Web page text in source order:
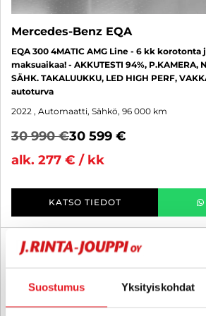
Suostumus Yksityiskohdat
Mercedes-Benz EQA
EQA 300 4MATIC AMG Line - 6 kk
maksuaikaa! - AKKUTESTI 94%, P.KAMERA,
SÄHK. TAKALUUKKU, LED HIGH PERF,
autoturva
2022 , Automaatti, Sähkö, 96 000 km
30 990 €30 599 €
alk. 277 € / kk
KATSO TIEDOT
6 kk korotonta ja kulutonta